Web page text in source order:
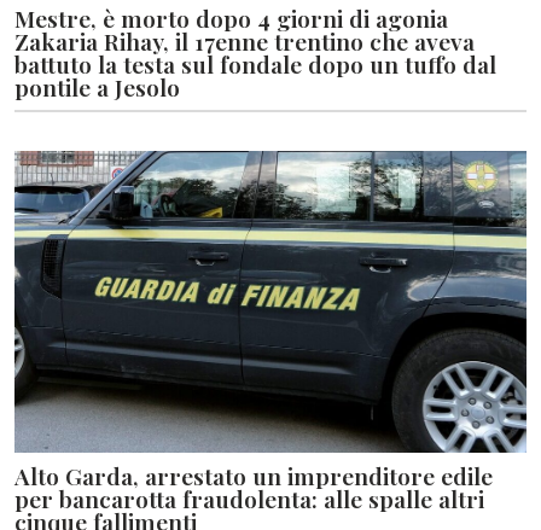
Mestre, è morto dopo 4 giorni di agonia
Zakaria Rihay, il 17enne trentino che aveva
battuto la testa sul fondale dopo un tuffo dal
pontile a Jesolo
Alto Garda, arrestato un imprenditore edile
per bancarotta fraudolenta: alle spalle altri
cinque fallimenti